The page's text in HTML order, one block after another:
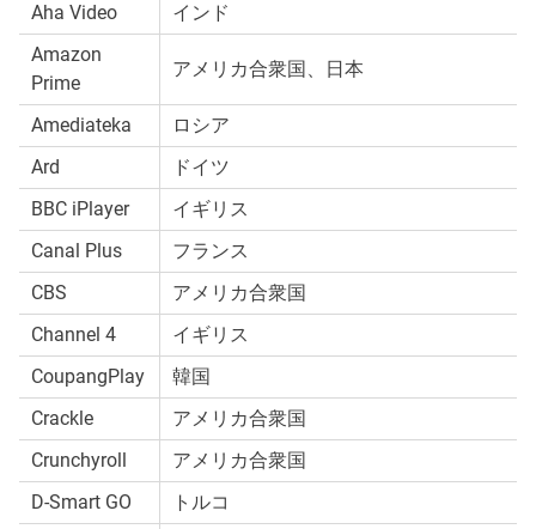
Aha Video
インド
Amazon
Prime
アメリカ合衆国、日本
Amediateka
ロシア
Ard
ドイツ
BBC iPlayer
イギリス
Canal Plus
フランス
CBS
アメリカ合衆国
Channel 4
イギリス
CoupangPlay
韓国
Crackle
アメリカ合衆国
Crunchyroll
アメリカ合衆国
D-Smart GO
トルコ